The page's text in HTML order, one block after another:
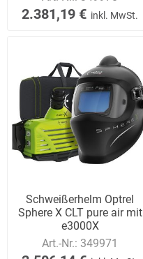
2.381,19 € inkl. MwSt.
Schweißerhelm Optrel
Sphere X CLT pure air mit
e3000X
Art.-Nr.: 349971